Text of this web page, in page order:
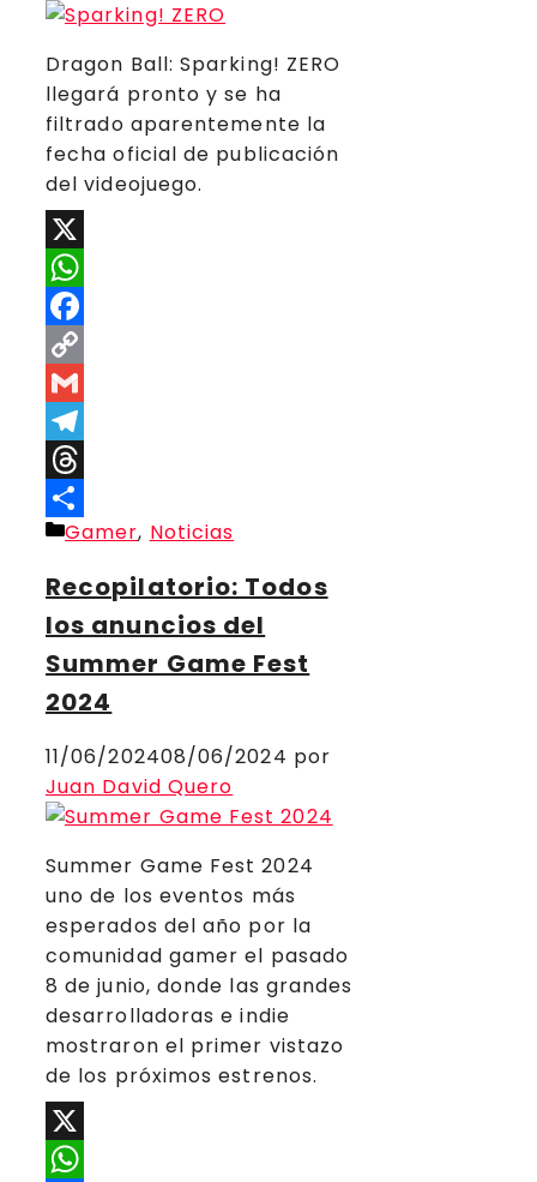
Dragon Ball: Sparking! ZERO
llegará pronto y se ha
filtrado aparentemente la
fecha oficial de publicación
del videojuego.
X
WhatsApp
Facebook
Copy
Link
Gmail
Telegram
Threads
Compartir
Categorías
Gamer, Noticias
Recopilatorio: Todos
los anuncios del
Summer Game Fest
2024
11/06/202408/06/2024 por
Juan David Quero
Summer Game Fest 2024
uno de los eventos más
esperados del año por la
comunidad gamer el pasado
8 de junio, donde las grandes
desarrolladoras e indie
mostraron el primer vistazo
de los próximos estrenos.
X